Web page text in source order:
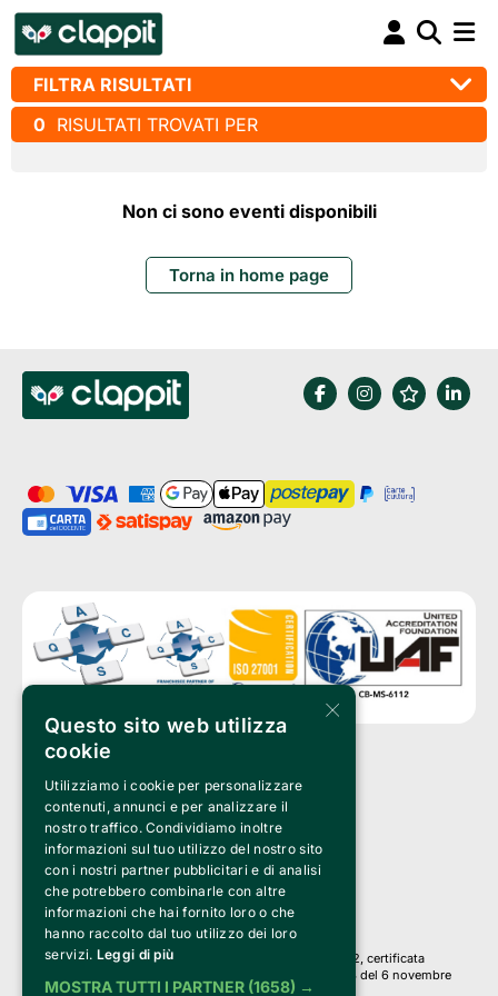
FILTRA RISULTATI
0 RISULTATI TROVATI PER
Non ci sono eventi disponibili
Torna in home page
Clappit è un marchio di proprietà di:
Bemils Srl
a Socio Unico
Via Fosse Ardeatine, 4 -20092 Cinisello Balsamo (MI)
PI 05589050961
Iscr. C.C.I.A.A. Milano R.E.A. 1833471
© 2010-2025 Bemils Srl - Tutti i diritti riservati
Credits:
Clappit è basato sulla piattaforma di biglietteria Belive 6.2, certificata
dall’Agenzia delle Entrate con protocollo n. 2025/445474 del 6 novembre
2025.
×
Questo sito web utilizza
cookie
Utilizziamo i cookie per personalizzare
contenuti, annunci e per analizzare il
nostro traffico. Condividiamo inoltre
informazioni sul tuo utilizzo del nostro sito
con i nostri partner pubblicitari e di analisi
che potrebbero combinarle con altre
informazioni che hai fornito loro o che
hanno raccolto dal tuo utilizzo dei loro
servizi. Leggi di più
MOSTRA TUTTI I PARTNER (1658) →